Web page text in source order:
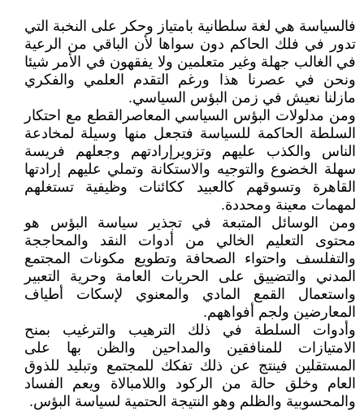
فالسياسة هي لغة سلطانية بامتياز وحكر على النخبة التي
تدور في فلك الحاكم دون سواها لأن الباقي من الرعية
في الغالب جهلة وغير متعلمين ولا يفقهون في الأمر شيئا
ونحن في عصرنا هذا ورغم التقدم العلمي والفكري
مازلنا نعيش في زمن البؤس السياسي.
ومن مدلولات البؤس السياسي المعاصرالقطع مع احتكار
السلطة الحاكمة للسياسة فتجعل منها وسيلة لمخادعة
الناس والكذب عليهم وتزويرإرادتهم وجعلهم فريسة
سهلة الخضوع والتوجيه والاستكانة وتملي عليهم إرادتها
القاهرة وتسوقهم كالعبيد ككائنات وظيفية تستغلهم
لمهمات معينة ومحددة.
ومن الوسائل المتبعة في تجذير سياسة البؤس هو
محتوى التعليم الخالي من أدوات النقد والمحاججة
والتفلسف واحتواء الصحافة وتطويع مكونات المجتمع
المدني والتضييق على الحريات العامة وحرية التعبير
واستعمال القمع المادي والمعنوي لإسكات أطياف
المعارضين ولجم أفواههم.
وأدوات السلطة في ذلك الترهيب والترغيب بمنح
الامتيازات للمنافقين والمداحين والظن بها على
المستقلين فينتج عن ذلك تفكك للمجتمع وتبليد للذوق
العام وخلق حالة من الركود واللامبالاة ويعم الفساد
والمحسوبية والظلم وهو النتيجة الحتمية لسياسة البؤس.